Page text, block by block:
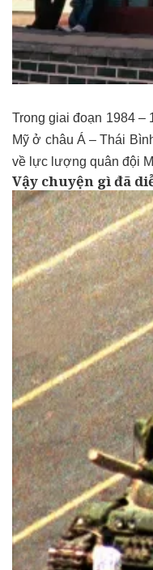
Trong giai đoạn 1984 –
Mỹ ở châu Á – Thái
về lực lượng quân đội
Vậy chuyện gì đã